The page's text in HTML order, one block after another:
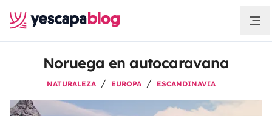
Noruega en autocaravana
NATURALEZA EUROPA ESCANDINAVIA